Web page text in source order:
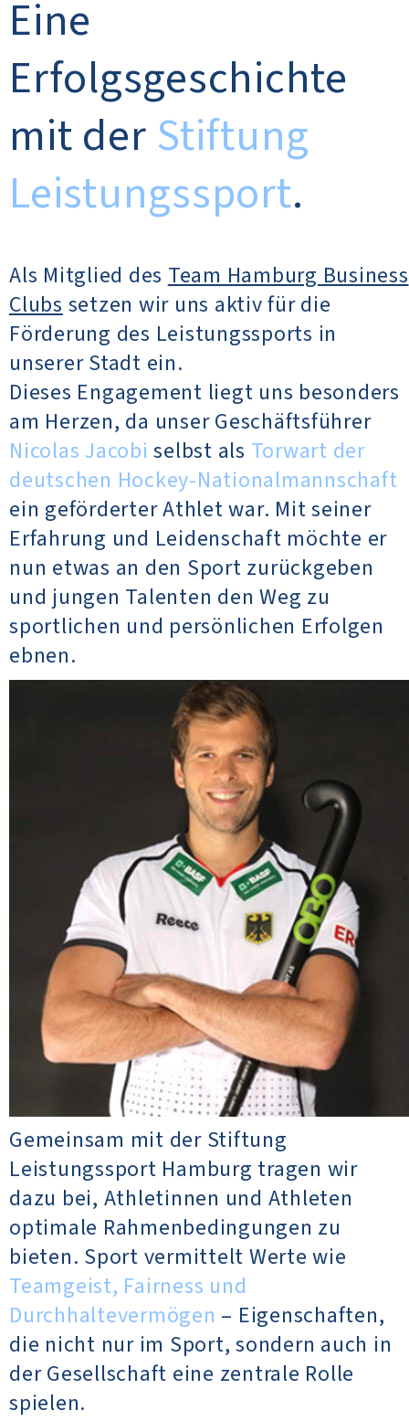
Eine
Erfolgsgeschichte
mit der Stiftung
Leistungssport.
Als Mitglied des Team Hamburg Business
Clubs setzen wir uns aktiv für die
Förderung des Leistungssports in
unserer Stadt ein.
Dieses Engagement liegt uns besonders
am Herzen, da unser Geschäftsführer
Nicolas Jacobi selbst als Torwart der
deutschen Hockey-Nationalmannschaft
ein geförderter Athlet war. Mit seiner
Erfahrung und Leidenschaft möchte er
nun etwas an den Sport zurückgeben
und jungen Talenten den Weg zu
sportlichen und persönlichen Erfolgen
ebnen.
Gemeinsam mit der Stiftung
Leistungssport Hamburg tragen wir
dazu bei, Athletinnen und Athleten
optimale Rahmenbedingungen zu
bieten. Sport vermittelt Werte wie
Teamgeist, Fairness und
Durchhaltevermögen – Eigenschaften,
die nicht nur im Sport, sondern auch in
der Gesellschaft eine zentrale Rolle
spielen.